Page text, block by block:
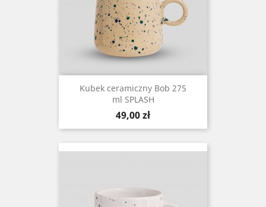
Kubek ceramiczny Bob 275
ml SPLASH
Cena
49,00 zł